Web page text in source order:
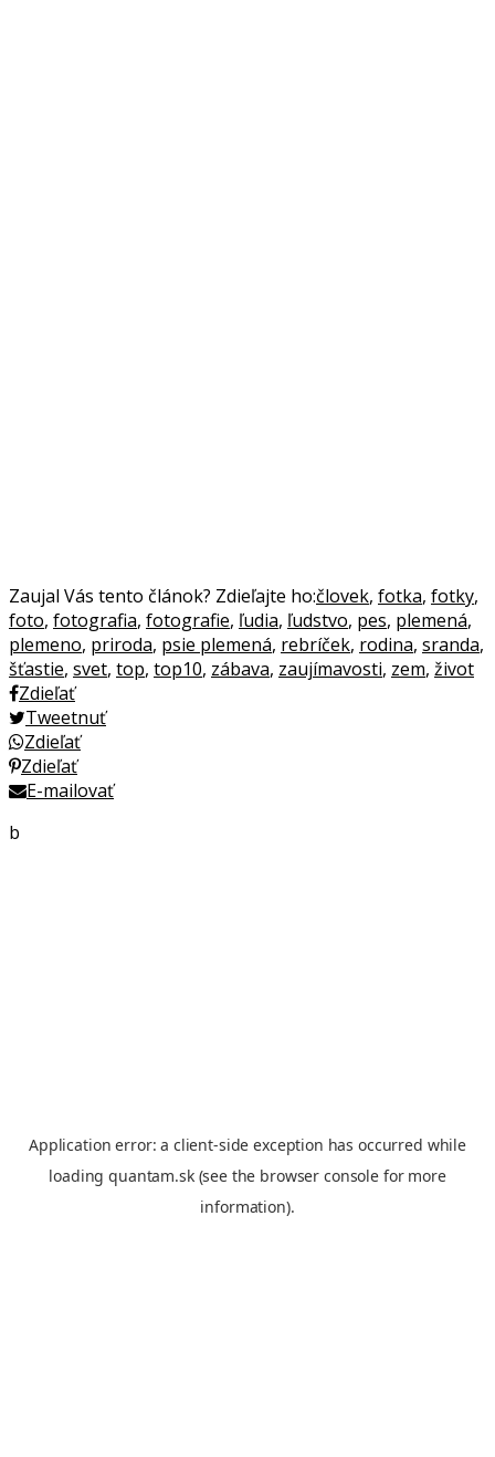
Zaujal Vás tento článok? Zdieľajte ho:človek, fotka, fotky,
foto, fotografia, fotografie, ľudia, ľudstvo, pes, plemená,
plemeno, priroda, psie plemená, rebríček, rodina, sranda,
šťastie, svet, top, top10, zábava, zaujímavosti, zem, život
Zdieľať
Tweetnuť
Zdieľať
Zdieľať
E-mailovať
b